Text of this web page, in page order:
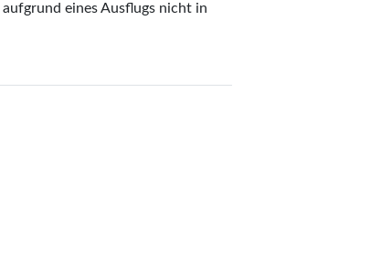
eines Ausflugs nicht in